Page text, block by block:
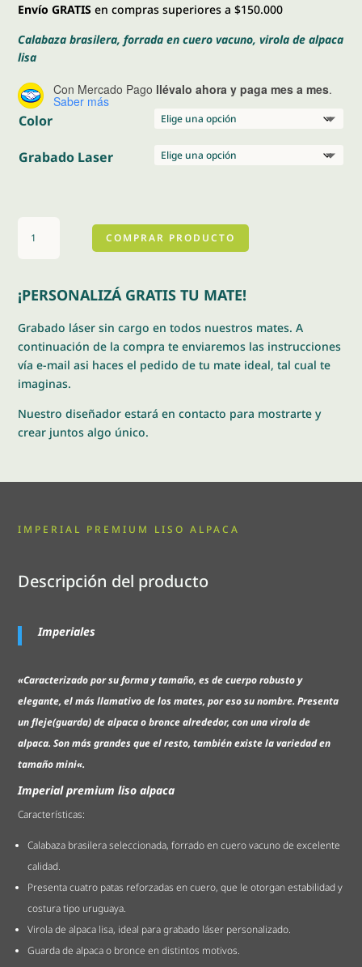
Envío GRATIS en compras superiores a $150.000
Calabaza brasilera, forrada en cuero vacuno, virola de alpaca
lisa
Con Mercado Pago llévalo ahora y paga mes a mes.
Saber más
Color
Grabado Laser
premium
cantidad
COMPRAR PRODUCTO
¡PERSONALIZÁ GRATIS TU MATE!
Grabado láser sin cargo en todos nuestros mates. A
continuación de la compra te enviaremos las instrucciones
vía e-mail asi haces el pedido de tu mate ideal, tal cual te
imaginas.
Nuestro diseñador estará en contacto para mostrarte y
crear juntos algo único.
IMPERIAL PREMIUM LISO ALPACA
Descripción del producto
Imperiales
«Caracterizado por su forma y tamaño, es de cuerpo robusto y
elegante, el más llamativo de los mates, por eso su nombre. Presenta
un fleje(guarda) de alpaca o bronce alrededor, con una virola de
alpaca.Son más grandes que el resto, también existe la variedad en
tamaño mini«.
Imperial premium liso alpaca
Características:
Calabaza brasilera seleccionada, forrado en cuero vacuno de excelente
calidad.
Presenta cuatro patas reforzadas en cuero, que le otorgan estabilidad y
costura tipo uruguaya.
Virola de alpaca lisa, ideal para grabado láser personalizado.
Guarda de alpaca o bronce en distintos motivos.